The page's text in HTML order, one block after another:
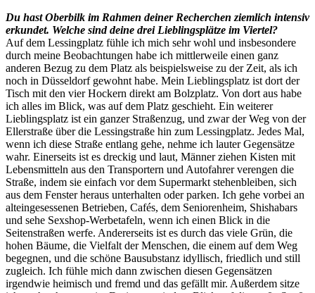
Du hast Oberbilk im Rahmen deiner Recherchen ziemlich intensiv
erkundet. Welche sind deine drei Lieblingsplätze im Viertel?
Auf dem Lessingplatz fühle ich mich sehr wohl und insbesondere
durch meine Beobachtungen habe ich mittlerweile einen ganz
anderen Bezug zu dem Platz als beispielsweise zu der Zeit, als ich
noch in Düsseldorf gewohnt habe. Mein Lieblingsplatz ist dort der
Tisch mit den vier Hockern direkt am Bolzplatz. Von dort aus habe
ich alles im Blick, was auf dem Platz geschieht. Ein weiterer
Lieblingsplatz ist ein ganzer Straßenzug, und zwar der Weg von der
Ellerstraße über die Lessingstraße hin zum Lessingplatz. Jedes Mal,
wenn ich diese Straße entlang gehe, nehme ich lauter Gegensätze
wahr. Einerseits ist es dreckig und laut, Männer ziehen Kisten mit
Lebensmitteln aus den Transportern und Autofahrer verengen die
Straße, indem sie einfach vor dem Supermarkt stehenbleiben, sich
aus dem Fenster heraus unterhalten oder parken. Ich gehe vorbei an
alteingesessenen Betrieben, Cafés, dem Seniorenheim, Shishabars
und sehe Sexshop-Werbetafeln, wenn ich einen Blick in die
Seitenstraßen werfe. Andererseits ist es durch das viele Grün, die
hohen Bäume, die Vielfalt der Menschen, die einem auf dem Weg
begegnen, und die schöne Bausubstanz idyllisch, friedlich und still
zugleich. Ich fühle mich dann zwischen diesen Gegensätzen
irgendwie heimisch und fremd und das gefällt mir. Außerdem sitze